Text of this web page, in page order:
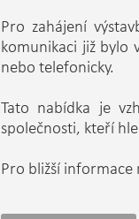
Pro zahájení
komunikaci již bylo
nebo telefonicky.
Tato nabídka je
společnosti, kteří
Pro bližší